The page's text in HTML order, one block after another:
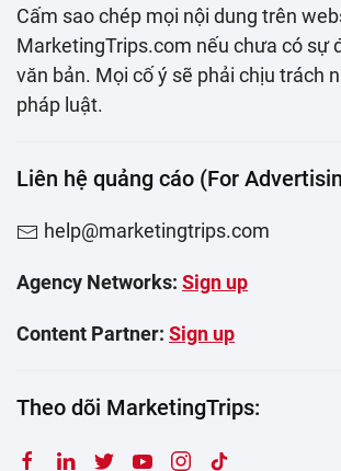
Cấm sao chép mọi nội dung trên
MarketingTrips.com nếu chưa có sự
văn bản. Mọi cố ý sẽ phải chịu trách
pháp luật.
Liên hệ quảng cáo (For
help@marketingtrips.com
Agency Networks: Sign up
Content Partner: Sign up
Theo dõi MarketingTrips: